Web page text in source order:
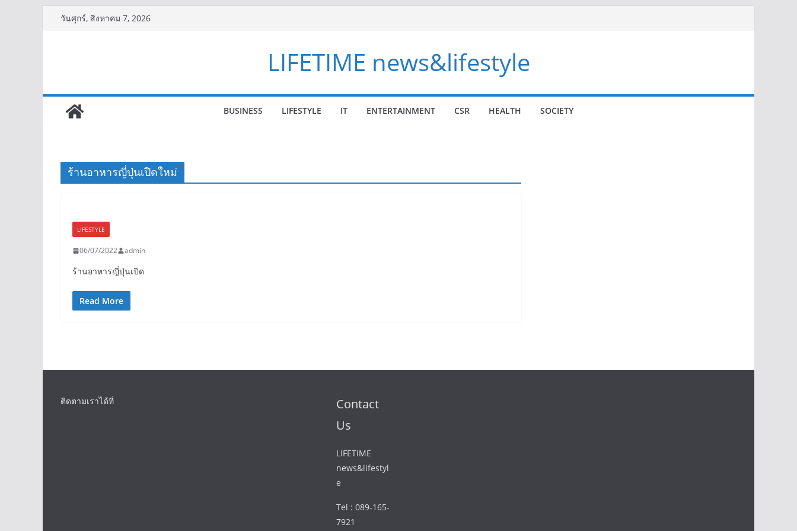
วันศุกร์, สิงหาคม 7, 2026
LIFETIME news&lifestyle
BUSINESS LIFESTYLE IT ENTERTAINMENT CSR HEALTH SOCIETY
ร้านอาหารญี่ปุ่นเปิดใหม่
LIFESTYLE
06/07/2022 admin
ร้านอาหารญี่ปุ่นเปิด
Read More
ติดตามเราได้ที่
Contact
Us
LIFETIME
news&lifestyl
e
Tel : 089-165-
7921